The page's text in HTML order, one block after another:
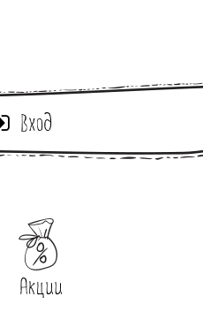
Вход
Акции